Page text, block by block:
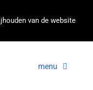
van de website
menu